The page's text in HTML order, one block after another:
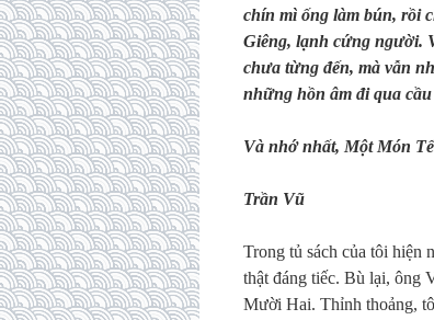
chín mì ống làm bún, rồi
Giêng, lạnh cứng người.
chưa từng đến, mà vẫn
những hồn âm đi qua
Và nhớ nhất, Một Món
Trần Vũ
Trong tủ sách của tôi hiện
thật đáng tiếc. Bù lại, ông
Mười Hai. Thỉnh thoảng,